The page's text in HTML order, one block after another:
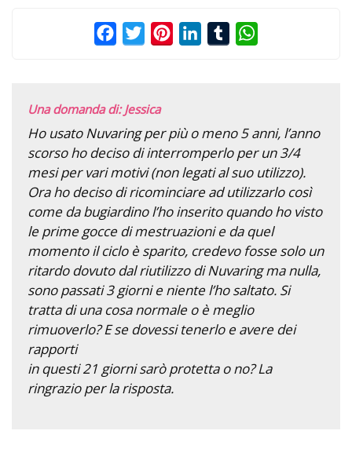
FacebookTwitterPinterestLinkedInTumblr
Una domanda di: Jessica
Ho usato Nuvaring per più o meno 5 anni, l’anno
scorso ho deciso di interromperlo per un 3/4
mesi per vari motivi (non legati al suo utilizzo).
Ora ho deciso di ricominciare ad utilizzarlo così
come da bugiardino l’ho inserito quando ho visto
le prime gocce di mestruazioni e da quel
momento il ciclo è sparito, credevo fosse solo un
ritardo dovuto dal riutilizzo di Nuvaring ma nulla,
sono passati 3 giorni e niente l’ho saltato. Si
tratta di una cosa normale o è meglio
rimuoverlo? E se dovessi tenerlo e avere dei
rapporti
in questi 21 giorni sarò protetta o no? La
ringrazio per la risposta.